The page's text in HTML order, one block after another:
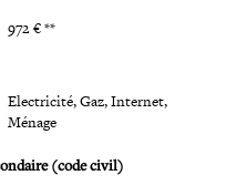
972 € **
Electricité, Gaz, Internet,
Ménage
(code civil)